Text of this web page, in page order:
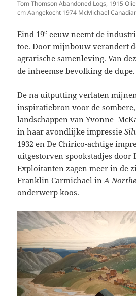
Tom Thomson Abandoned Logs, 1915
cm Aangekocht 1974 McMichael
Eind 19e eeuw neemt de
toe. Door mijnbouw verandert
agrarische samenleving. Van
de inheemse bevolking de dupe.
De na uitputting verlaten
inspiratiebron voor de
landschappen van Yvonne
in haar avondlijke impressie
1932 en De Chirico-achtige
uitgestorven spookstadjes door
Exploitanten zagen meer in de
Franklin Carmichael inA
onderwerp koos.